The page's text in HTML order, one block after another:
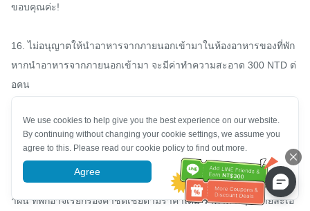
ขอบคุณค่ะ!
16. ไม่อนุญาตให้นำอาหารจากภายนอกเข้ามาในห้องอาหารของที่พัก
หากนำอาหารจากภายนอกเข้ามา จะมีค่าทำความสะอาด 300 NTD ต่
อคน
17. การเช็คเอาท์ล่าช้าจะมีค่าใช้จ่ายเพิ่มเติม 150 NTD ทุกๆ 15 นาทีที่
18. ห้ามนำหรือทำลายสิ่งของส่วนกลางจากห้องพักโดยเด็ดขาด หากฝ่
าฝืน ที่พักอาจเรียกร้องค่าชดเชยตามราคาเดิม ราคาต่างๆ มีรายละเอี
We use cookies to help give you the best experience on our website.
By continuing without changing your cookie settings, we assume you
agree to this. Please read our cookie policy to find out more.
Agree More information